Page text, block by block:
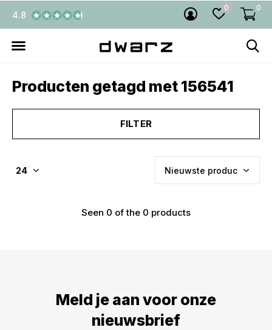
0 0
4.8
Producten getagd met 156541
FILTER
Seen 0 of the 0 products
Meld je aan voor onze
nieuwsbrief